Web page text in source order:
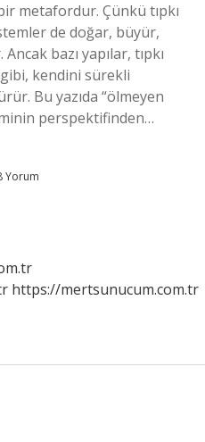
metafordur. Çünkü tıpkı
de doğar, büyür,
bazı yapılar, tıpkı
kendini sürekli
Bu yazıda “ölmeyen
perspektifinden…
Yorum
https://mertsunucum.com.tr